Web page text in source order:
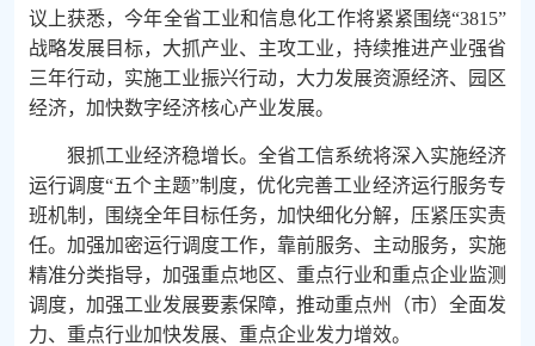
议上获悉，今年全省工业和信息化工作将紧紧围绕“3815”
战略发展目标，大抓产业、主攻工业，持续推进产业强省
三年行动，实施工业振兴行动，大力发展资源经济、园区
经济，加快数字经济核心产业发展。
狠抓工业经济稳增长。全省工信系统将深入实施经济
运行调度“五个主题”制度，优化完善工业经济运行服务专
班机制，围绕全年目标任务，加快细化分解，压紧压实责
任。加强加密运行调度工作，靠前服务、主动服务，实施
精准分类指导，加强重点地区、重点行业和重点企业监测
调度，加强工业发展要素保障，推动重点州（市）全面发
力、重点行业加快发展、重点企业发力增效。